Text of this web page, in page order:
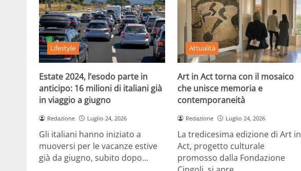
Lifestyle
Estate 2024, l’esodo parte in
anticipo: 16 milioni di italiani già
in viaggio a giugno
Redazione Luglio 24, 2026
Gli italiani hanno iniziato a
muoversi per le vacanze estive
già da giugno, subito dopo…
Attualità
Art in Act torna con il mosaico
che unisce memoria e
contemporaneità
Redazione Luglio 24, 2026
La tredicesima edizione di Art in
Act, progetto culturale
promosso dalla Fondazione